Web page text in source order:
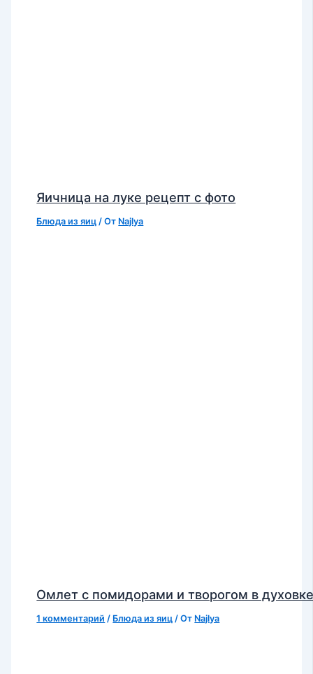
Яичница на луке рецепт с фото
Блюда из яиц / От Najlya
Омлет с помидорами и творогом в
1 комментарий / Блюда из яиц / От Najlya